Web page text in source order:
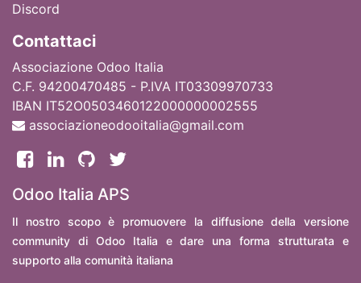
Discord
Contattaci
Associazione Odoo Italia
C.F. 94200470485 - P.IVA IT03309970733
IBAN IT52O0503460122000000002555
associazioneodooitalia@gmail.com
Odoo Italia APS
Il nostro scopo è promuovere la diffusione della versione
community di Odoo Italia e dare una forma strutturata e
supporto alla comunità italiana